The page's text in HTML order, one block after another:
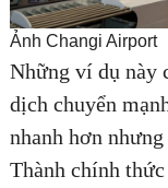
Ảnh Changi Airport
Những ví dụ này
dịch chuyển
nhanh hơn
Thành chính